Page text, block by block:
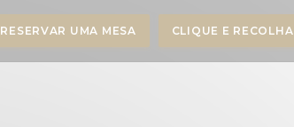
RESERVAR UMA MESA CLIQUE E RECOLHA